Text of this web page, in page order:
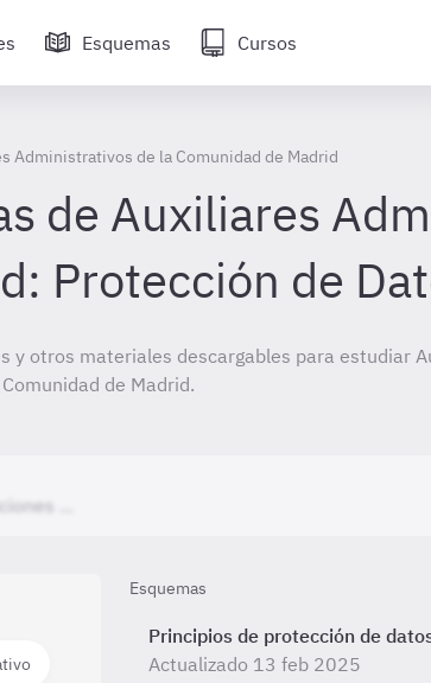
Esquemas Cursos
Administrativos de la Comunidad de Madrid
de Auxiliares
Protección de
y otros materiales descargables para estudiar
de Madrid.
Esquemas
Principios de protección de
Actualizado 13 feb 2025